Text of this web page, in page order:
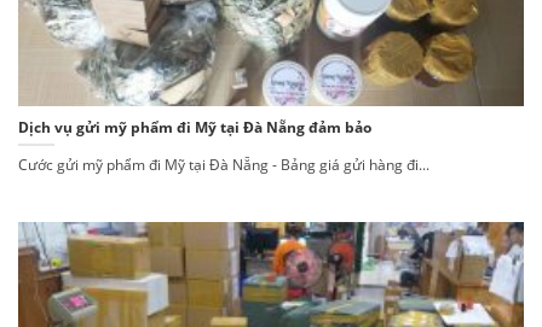
Dịch vụ gửi mỹ phẩm đi Mỹ tại Đà Nẵng đảm bảo
Cước gửi mỹ phẩm đi Mỹ tại Đà Nẵng - Bảng giá gửi hàng đi...